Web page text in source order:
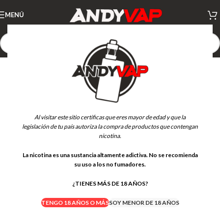
Al visitar este sitio certificas que eres mayor de edad y que la
legislación de tu país autoriza la compra de productos que contengan
nicotina.
La nicotina es una sustancia altamente adictiva. No se recomienda
su uso a los no fumadores.
¿TIENES MÁS DE 18 AÑOS?
TENGO 18 AÑOS O MÁSSOY MENOR DE 18 AÑOS
MENÚ